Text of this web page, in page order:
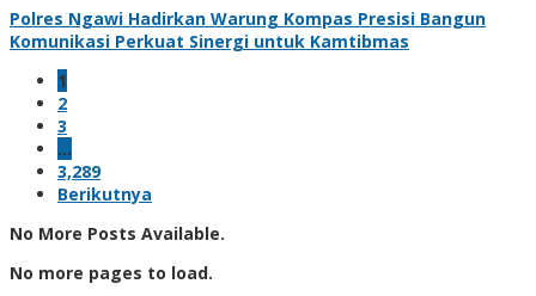
Polres Ngawi Hadirkan Warung Kompas Presisi Bangun
Komunikasi Perkuat Sinergi untuk Kamtibmas
1
2
3
…
3,289
Berikutnya
No More Posts Available.
No more pages to load.